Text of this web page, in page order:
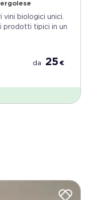
vini biologici unici.
prodotti tipici in un
da 25 €